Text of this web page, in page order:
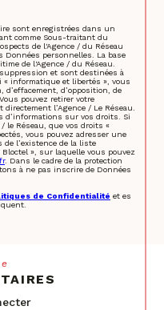
comme Sous-traitant du
de l'Agence / du Réseau
personnelles. La base
de l'Agence / du Réseau.
et sont destinées à
« informatique et libertés », vous
d’effacement, d’opposition, de
pouvez retirer votre
l’Agence / Le Réseau.
sur vos droits. Si
le Réseau, que vos droits «
vous pouvez adresser une
l’existence de la liste
», sur laquelle vous pouvez
. Dans le cadre de la protection
à ne pas inscrire de Données
de Confidentialité